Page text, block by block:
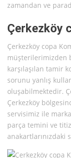
zamandan ve
Çerkezköy
Çerkezköy copa
müşterilerimizden
karşılaşılan tamir
sorunu yanlış
oluşabilmektedir.
Çerkezköy
servisimiz ile
parça temini ve
anakartlarınızdaki